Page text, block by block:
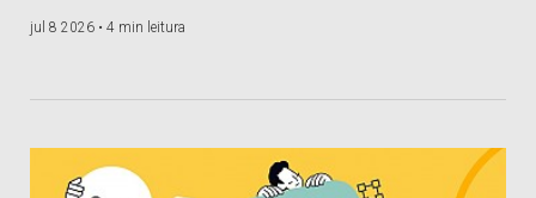
jul 8 2026 • 4 min leitura